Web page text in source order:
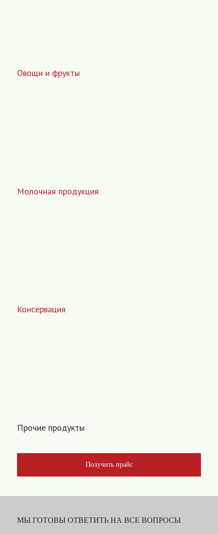
Овощи и фрукты
Молочная продукция
Консервация
Прочие продукты
Получить прайс
МЫ ГОТОВЫ ОТВЕТИТЬ НА ВСЕ ВОПРОСЫ